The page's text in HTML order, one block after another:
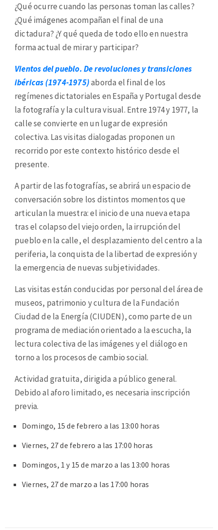
¿Qué ocurre cuando las personas toman las calles?
¿Qué imágenes acompañan el final de una
dictadura? ¿Y qué queda de todo ello en nuestra
forma actual de mirar y participar?
Vientos del pueblo. De revoluciones y transiciones
ibéricas (1974-1975)aborda el final de los
regímenes dictatoriales en España y Portugal desde
la fotografía y la cultura visual. Entre 1974 y 1977, la
calle se convierte en un lugar de expresión
colectiva. Las visitas dialogadas proponen un
recorrido por este contexto histórico desde el
presente.
A partir de las fotografías, se abrirá un espacio de
conversación sobre los distintos momentos que
articulan la muestra: el inicio de una nueva etapa
tras el colapso del viejo orden, la irrupción del
pueblo en la calle, el desplazamiento del centro a la
periferia, la conquista de la libertad de expresión y
la emergencia de nuevas subjetividades.
Las visitas están conducidas porpersonal delárea de
museos, patrimonio y cultura de la Fundación
Ciudad de la Energía (CIUDEN), como parte de un
programa de mediación orientado a la escucha, la
lectura colectiva de las imágenes y el diálogo en
torno a los procesos de cambio social.
Actividad gratuita, dirigida a público general.
Debido al aforo limitado, es necesaria inscripción
previa.
Domingo, 15 de febrero a las 13:00 horas
Viernes, 27 de febrero a las 17:00 horas
Domingos, 1 y 15 de marzo a las 13:00 horas
Viernes, 27 de marzo a las 17:00 horas